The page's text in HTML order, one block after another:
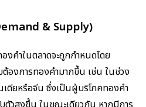
& Supply)
งคำในตลาดจะถูกกำหนดโดย
องการทองคำมากขึ้น เช่น ในช่วง
ดียหรือจีน ซึ่งเป็นผู้บริโภคทองคำ